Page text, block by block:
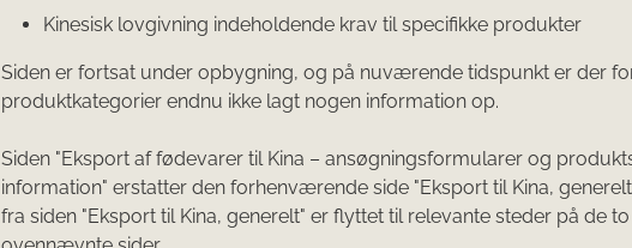
Kinesisk lovgivning indeholdende krav til specifikke produkter
Siden er fortsat under opbygning, og på nuværende tidspunkt er der
produktkategorier endnu ikke lagt nogen information op.
Siden "Eksport af fødevarer til Kina – ansøgningsformularer og
information" erstatter den forhenværende side "Eksport til Kina,
fra siden "Eksport til Kina, generelt" er flyttet til relevante steder på de to